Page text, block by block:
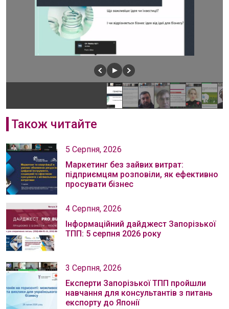
Також читайте
5 Серпня, 2026
Маркетинг без зайвих витрат:
підприємцям розповіли, як ефективно
просувати бізнес
4 Серпня, 2026
Інформаційний дайджест Запорізької
ТПП: 5 серпня 2026 року
3 Серпня, 2026
Експерти Запорізької ТПП пройшли
навчання для консультантів з питань
експорту до Японії